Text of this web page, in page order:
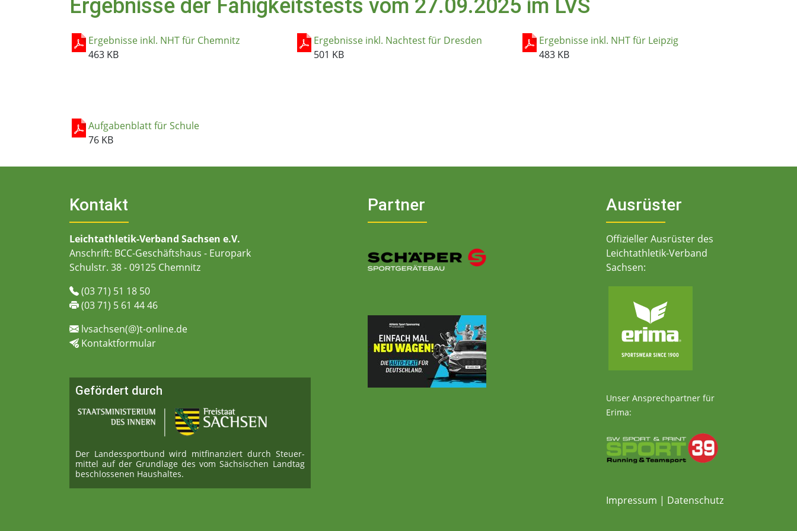
Ergebnisse der Fähigkeitstests vom 27.09.2025 im LVS
Ergebnisse inkl. NHT für Chemnitz
463 KB
Ergebnisse inkl. Nachtest für Dresden
501 KB
Ergebnisse inkl. NHT für Leipzig
483 KB
Aufgabenblatt für Schule
76 KB
Kontakt
Leichtathletik-Verband Sachsen e.V.
Anschrift: BCC-Geschäftshaus - Europark
Schulstr. 38 - 09125 Chemnitz
(03 71) 51 18 50
(03 71) 5 61 44 46
lvsachsen(@)t-online.de
Kontaktformular
Gefördert durch
Der Landessportbund wird mitfinanziert durch Steuer­
mittel auf der Grundlage des vom Sächsischen Landtag
beschlossenen Haushaltes.
Partner Ausrüster
Offizieller Ausrüster des
Leichtathletik-Verband
Sachsen:
Unser Ansprechpartner für
Erima:
Impressum | Datenschutz